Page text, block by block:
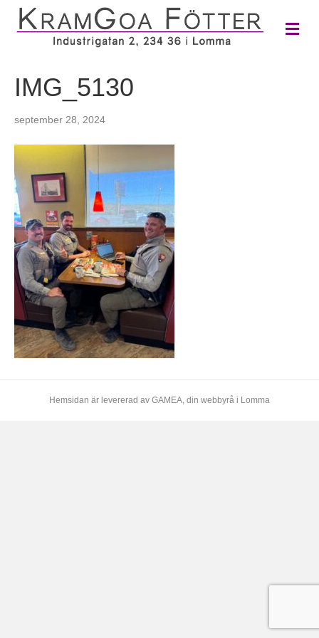
M
e
IMG_5130
september 28, 2024
Hemsidan är levererad av GAMEA, din webbyrå i Lomma